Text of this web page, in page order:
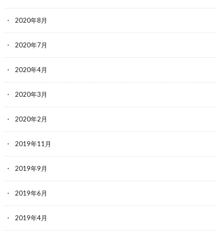
2020年8月
2020年7月
2020年4月
2020年3月
2020年2月
2019年11月
2019年9月
2019年6月
2019年4月